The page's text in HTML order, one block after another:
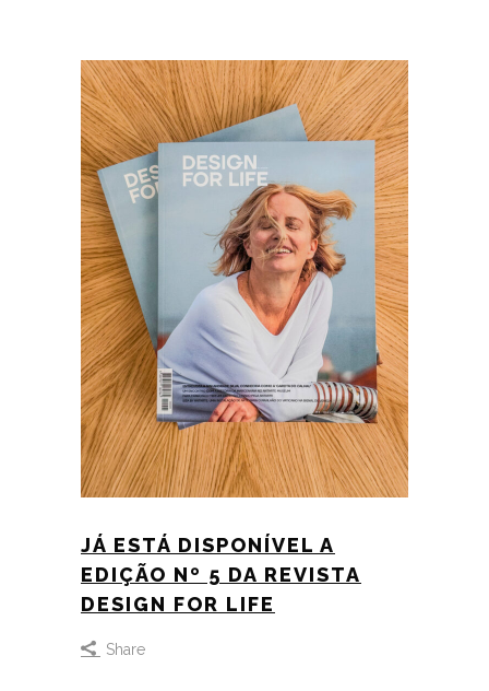
JÁ ESTÁ DISPONÍVEL A
EDIÇÃO Nº 5 DA REVISTA
DESIGN FOR LIFE
Share